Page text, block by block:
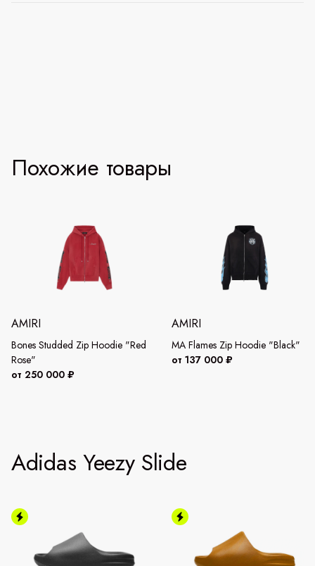
Похожие товары
AMIRI
Bones Studded Zip Hoodie "Red
Rose"
от 250 000 ₽
AMIRI
MA Flames Zip Hoodie "Black"
от 137 000 ₽
Adidas Yeezy Slide